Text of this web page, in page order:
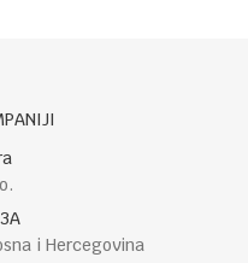
i Hercegovina